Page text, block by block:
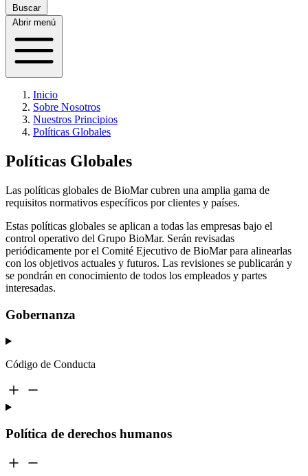
Buscar
Abrir menú
Inicio
Sobre Nosotros
Nuestros Principios
Políticas Globales
Políticas Globales
Las políticas globales de BioMar cubren una amplia gama de
requisitos normativos específicos por clientes y países.
Estas políticas globales se aplican a todas las empresas bajo el
control operativo del Grupo BioMar. Serán revisadas
periódicamente por el Comité Ejecutivo de BioMar para alinearlas
con los objetivos actuales y futuros. Las revisiones se publicarán y
se pondrán en conocimiento de todos los empleados y partes
interesadas.
Gobernanza
Código de Conducta
Política de derechos humanos